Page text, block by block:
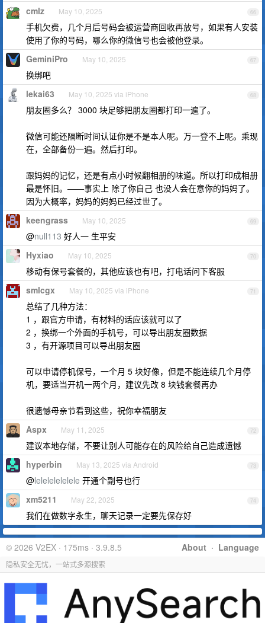
66
cmlz May 10, 2025
手机欠费，几个月后号码会被运营商回收再放号，如果有人安装
使用了你的号码，哪么你的微信号也会被他登录。
67
GeminiPro May 10, 2025
换绑吧
68
lekai63 May 10, 2025 via iPhone
朋友圈多么？ 3000 块足够把朋友圈都打印一遍了。
微信可能还隔断时间认证你是不是本人呢。万一登不上呢。乘现
在，全部备份一遍。然后打印。
跟妈妈的记忆，还是有点小时候翻相册的味道。所以打印成相册
最是怀旧。——事实上 除了你自己 也没人会在意你的妈妈了。
因为大概率，妈妈的妈妈已经过世了。
69
keengrass May 10, 2025
@null113 好人一 生平安
70
Hyxiao May 10, 2025
移动有保号套餐的，其他应该也有吧，打电话问下客服
71
smlcgx May 10, 2025 via iPhone
总结了几种方法：
1 ，跟官方申请，有材料的话应该就可以了
2 ，换绑一个外面的手机号，可以导出朋友圈数据
3 ，有开源项目可以导出朋友圈
可以申请停机保号，一个月 5 块好像，但是不能连续几个月停
机，要适当开机一两个月，建议先改 8 块钱套餐再办
很遗憾母亲节看到这些，祝你幸福朋友
72
Aspx May 11, 2025
建议本地存储，不要让别人可能存在的风险给自己造成遗憾
73
hyperbin May 13, 2025 via Android
@lelelelelelele 开通个副号也行
74
xm5211 May 22, 2025
我们在做数字永生，聊天记录一定要先保存好
About · Language
© 2026 V2EX · 175ms · 3.9.8.5
隐私安全无忧，一站式多源搜索